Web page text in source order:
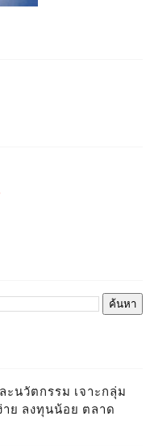
นวัตกรรม เจาะกลุ่ม
าย ลงทุนน้อย ตลาด